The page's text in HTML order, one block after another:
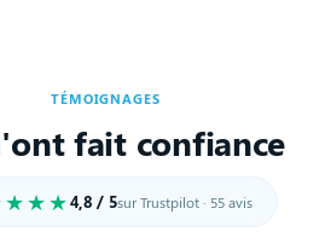
TÉMOIGNAGES
fait confiance
4,8 / 5sur Trustpilot · 55 avis